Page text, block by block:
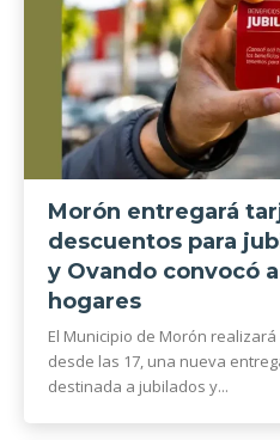
Morón entregará
descuentos para
y Ovando convocó
hogares
El Municipio de Morón
desde las 17, una nueva
destinada a jubilados y...